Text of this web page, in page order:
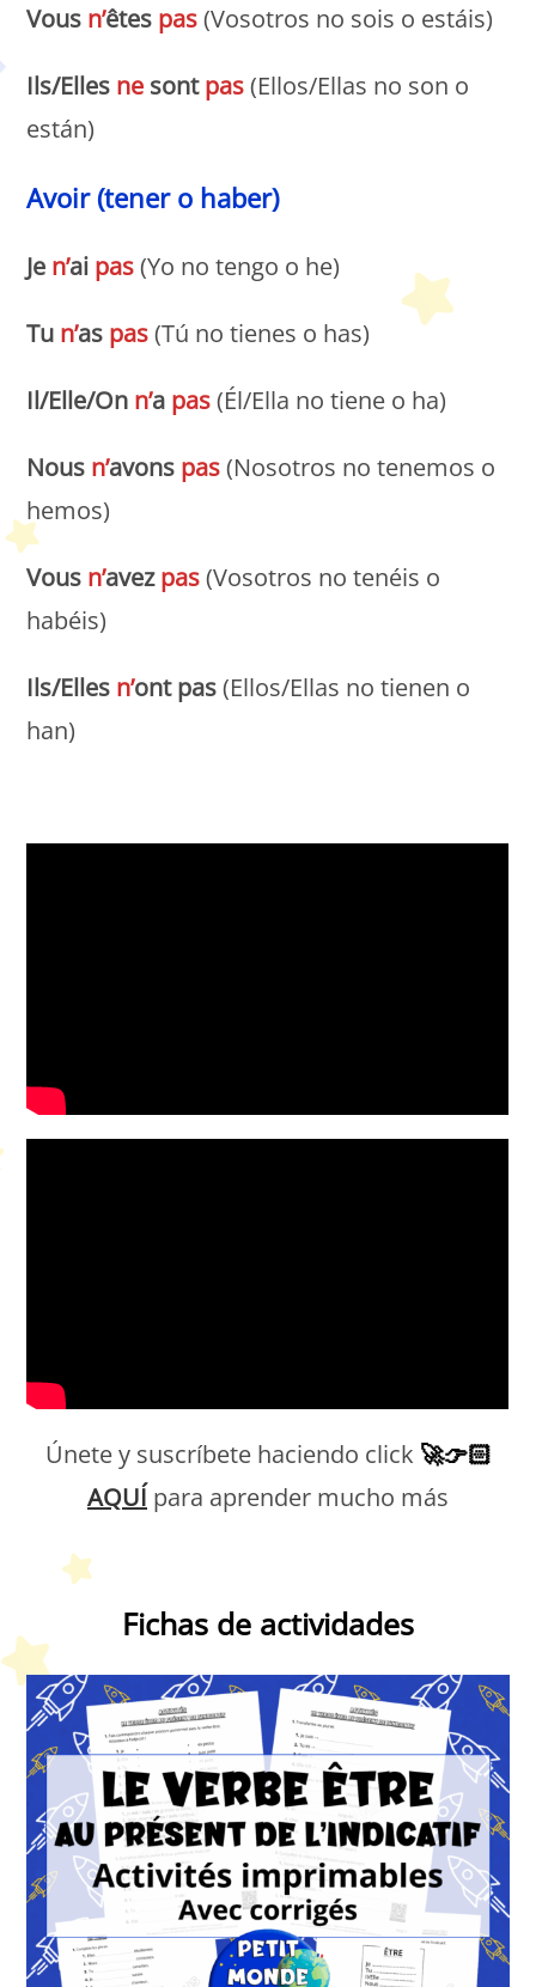
Vous n’êtes pas (Vosotros no sois o estáis)
Ils/Elles ne sont pas(Ellos/Ellas no son o
están)
Avoir (tener o haber)
Je n’ai pas (Yo no tengo o he)
Tu n’as pas(Tú no tienes o has)
Il/Elle/On n’a pas(Él/Ella no tiene o ha)
Nous n’avons pas(Nosotros no tenemos o
hemos)
Vous n’avezpas (Vosotros no tenéis o
habéis)
Ils/Elles n’ont pas(Ellos/Ellas no tienen o
han)
Únete y suscríbete haciendo click 🚀👉🏻
AQUÍ para aprender mucho más
Fichas de actividades